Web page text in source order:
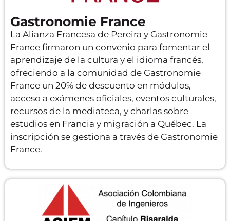
Gastronomie France
La Alianza Francesa de Pereira y Gastronomie
France firmaron un convenio para fomentar el
aprendizaje de la cultura y el idioma francés,
ofreciendo a la comunidad de Gastronomie
France un 20% de descuento en módulos,
acceso a exámenes oficiales, eventos culturales,
recursos de la mediateca, y charlas sobre
estudios en Francia y migración a Québec. La
inscripción se gestiona a través de Gastronomie
France.